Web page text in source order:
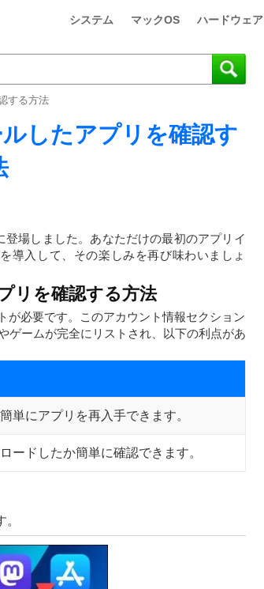
システム マックOS ハードウェア
する方法
したアプリを確認す
登場しました。あなただけの最初のアプリイ
導入して、その楽しみを再び味わいましょ
リを確認する方法
が必要です。このアカウント情報セクション
ゲームが完全にリストされ、以下の利点があ
単にアプリを再入手できます。
ードしたか簡単に確認できます。